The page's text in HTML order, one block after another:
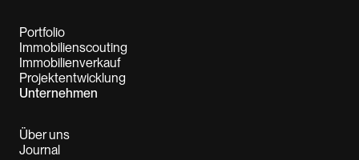
Portfolio
Immobilienscouting
Immobilienverkauf
Projektentwicklung
Unternehmen
Über uns
Journal